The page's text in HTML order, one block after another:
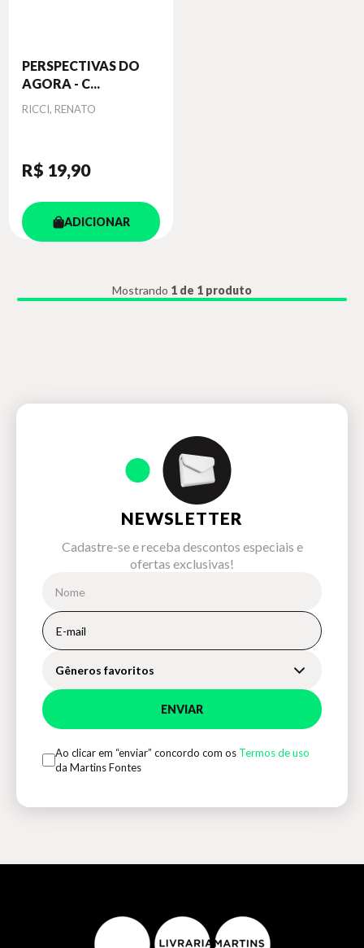
PERSPECTIVAS DO
AGORA - C...
Autor
RICCI, RENATO
R$ 19,90
ADICIONAR
Mostrando 1 de 1 produto
NEWSLETTER
Cadastre-se e receba descontos especiais e
ofertas exclusivas!
Gêneros favoritos
ENVIAR
Ao clicar em “enviar” concordo com os Termos de uso
da Martins Fontes